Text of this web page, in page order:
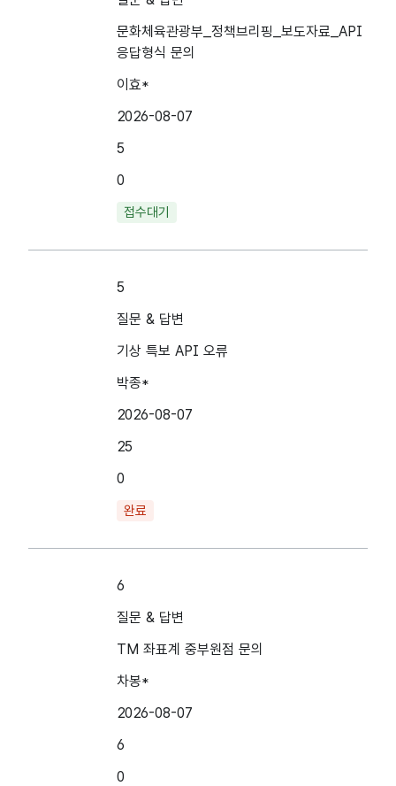
문화체육관광부_정책브리핑_보도자료_API
응답형식 문의
이효*
2026-08-07
5
0
접수대기
5
질문 & 답변
기상 특보 API 오류
박종*
2026-08-07
25
0
완료
6
질문 & 답변
TM 좌표계 중부원점 문의
차봉*
2026-08-07
6
0